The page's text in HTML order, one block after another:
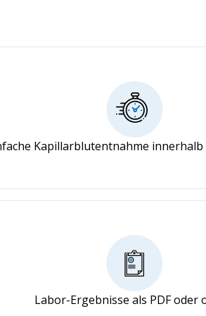
Kapillarblutentnahme
Labor-Ergebnisse als PDF oder